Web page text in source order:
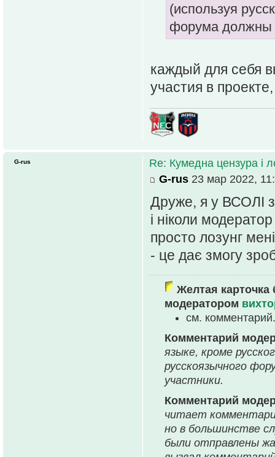
(используя
форума должны
каждый для себя
участия в
Re: Кумедна цензура і
G-rus 23 мар 2022,
Друже, я у ВСОЛІ з
і ніколи
просто лозунг
- це дає змогу
Желтая карточка
модератором
см. комментарий.
Комментарий
языке, кроме
русскоязычного
участники.
Комментарий
читает
но в большинстве
были отправлены
G-rus